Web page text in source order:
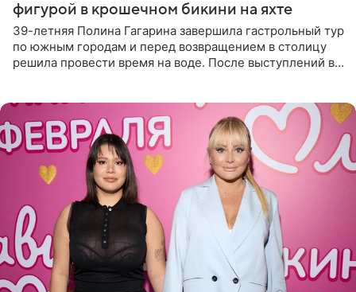
фигурой в крошечном бикини на яхте
39-летняя Полина Гагарина завершила гастрольный тур
по южным городам и перед возвращением в столицу
решила провести время на воде. После выступлений в